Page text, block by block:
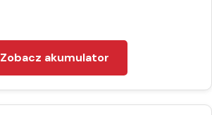
Zobacz akumulator